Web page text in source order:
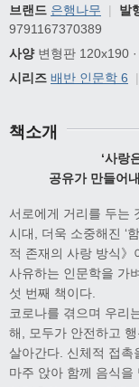
브랜드 은행나무 | 발
9791167370389
사양변형판 120x190
시리즈 배반 인문학 6 |
책소개
‘사랑
공유가 만들어
서로에게 거리를 두는
시대, 더욱 소중해진 ‘
적 존재의 사랑 방식》
사유하는 인문학을 가
섯 번째 책이다.
코로나를 겪으며 우리
해, 모두가 안전하고
살아간다. 신체적 접촉
마주 앉아 함께 음식